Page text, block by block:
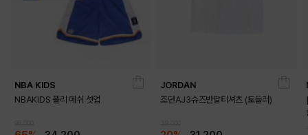
NBA KIDS
NBAKIDS 폴리 메쉬 셋업
JORDAN
조던AJ3슈즈반팔티셔츠 (토들러)